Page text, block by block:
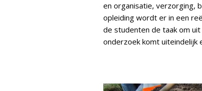
en organisatie, verzorging,
opleiding wordt er in een
de studenten de taak om
onderzoek komt uiteindelijk